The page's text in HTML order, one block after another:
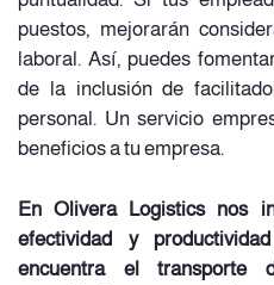
puestos, mejorarán
laboral. Así, puedes
de la inclusión de
personal. Un servicio
beneficios a tu empresa.
En Olivera Logistics nos
efectividad y
encuentra el